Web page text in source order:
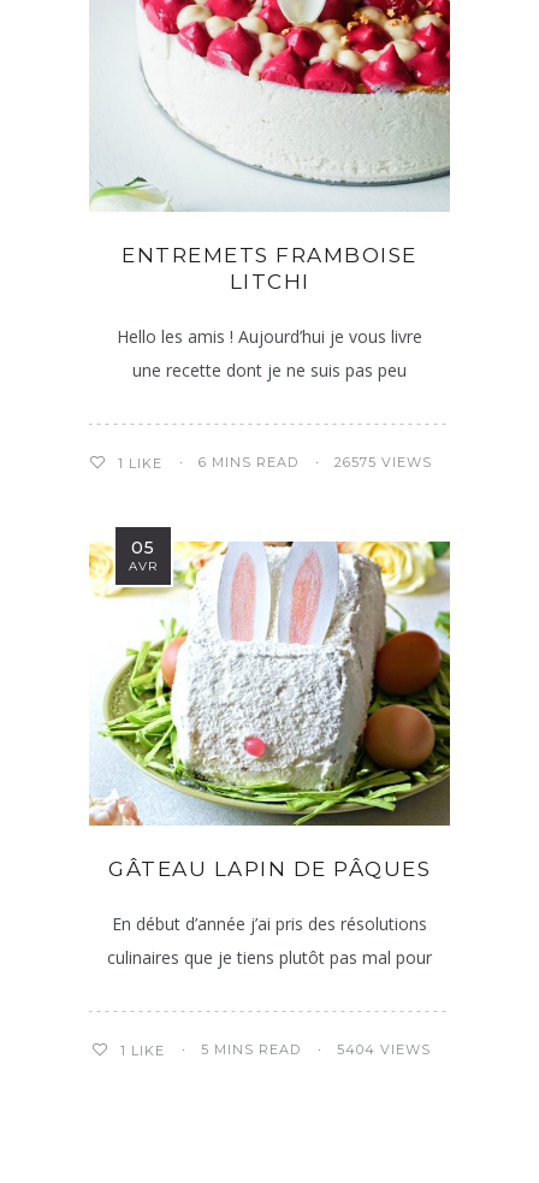
ENTREMETS FRAMBOISE
LITCHI
Hello les amis ! Aujourd’hui je vous livre
une recette dont je ne suis pas peu
1 LIKE 6 MINS READ 26575 VIEWS
05
AVR
GÂTEAU LAPIN DE PÂQUES
En début d’année j’ai pris des résolutions
culinaires que je tiens plutôt pas mal pour
1 LIKE 5 MINS READ 5404 VIEWS